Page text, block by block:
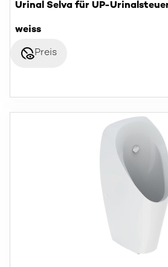
Urinal Selva für UP-
weiss
disabled_visiblePreis